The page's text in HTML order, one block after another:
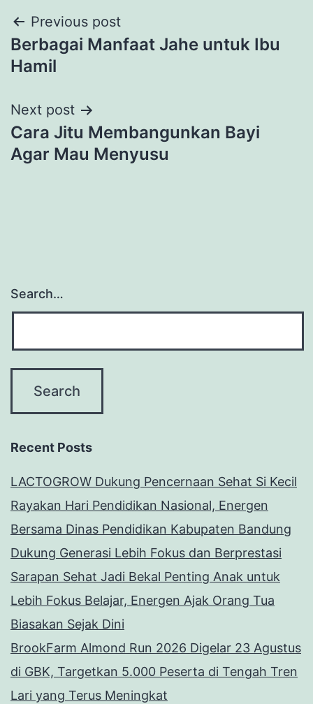
Post
navigation
Previous post
Berbagai Manfaat Jahe untuk Ibu
Hamil
Next post
Cara Jitu Membangunkan Bayi
Agar Mau Menyusu
Search…
Recent Posts
LACTOGROW Dukung Pencernaan Sehat Si Kecil
Rayakan Hari Pendidikan Nasional, Energen
Bersama Dinas Pendidikan Kabupaten Bandung
Dukung Generasi Lebih Fokus dan Berprestasi
Sarapan Sehat Jadi Bekal Penting Anak untuk
Lebih Fokus Belajar, Energen Ajak Orang Tua
Biasakan Sejak Dini
BrookFarm Almond Run 2026 Digelar 23 Agustus
di GBK, Targetkan 5.000 Peserta di Tengah Tren
Lari yang Terus Meningkat